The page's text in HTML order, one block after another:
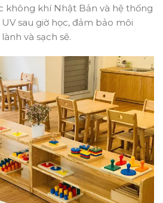
không khí Nhật Bản và hệ thống
sau giờ học, đảm bảo môi
và sạch sẽ.